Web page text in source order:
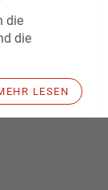
die
die
LESEN